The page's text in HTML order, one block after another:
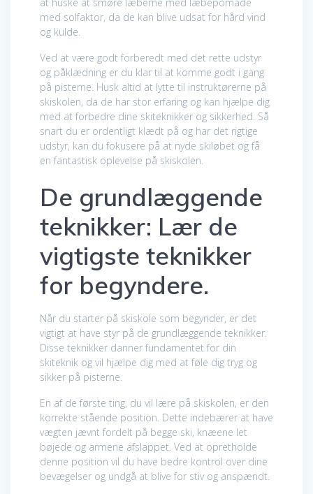
med solfaktor, da de kan blive udsat for hård vind
og kulde.
Ved at være godt forberedt med det rette udstyr
og påklædning er du klar til at komme godt i gang
på pisterne. Husk altid at lytte til instruktørerne på
skiskolen, da de har stor erfaring og kan hjælpe dig
med at forbedre dine skiteknikker og sikkerhed. Så
snart du er ordentligt klædt på og har det rigtige
udstyr, kan du fokusere på at nyde skiløbet og få
en fantastisk oplevelse på skiskolen.
De grundlæggende
teknikker: Lær de
vigtigste teknikker
for begyndere.
Når du starter på skiskole som begynder, er det
vigtigt at have styr på de grundlæggende teknikker.
Disse teknikker danner fundamentet for din
skiteknik og vil hjælpe dig med at føle dig tryg og
sikker på pisterne.
En af de første ting, du vil lære på skiskolen, er den
korrekte stående position. Dette indebærer at have
vægten jævnt fordelt på begge ski, knæene let
bøjede og armene afslappet. Ved at opretholde
denne position vil du have bedre kontrol over dine
bevægelser og undgå at blive for stiv og anspændt.